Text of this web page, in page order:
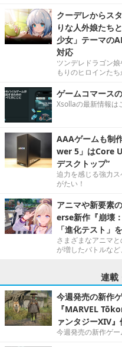
クーデレからス
りな人外娘たち
少女」テーマの
対応
ツンデレドラゴン
もりのヒロインたち
ゲームコマース
Xsollaの最新情報は
AAAゲームも制
wer 5」はCore
デスクトップ”
迫力を感じる強力
がたい！
アニマや新要素
erse新作『崩壊
「進化テスト」
さまざまなアニマ
が増したバトルな
連載
今週発売の新作
『MARVEL
ァンタジーXIV』
今週発売の新作ゲー